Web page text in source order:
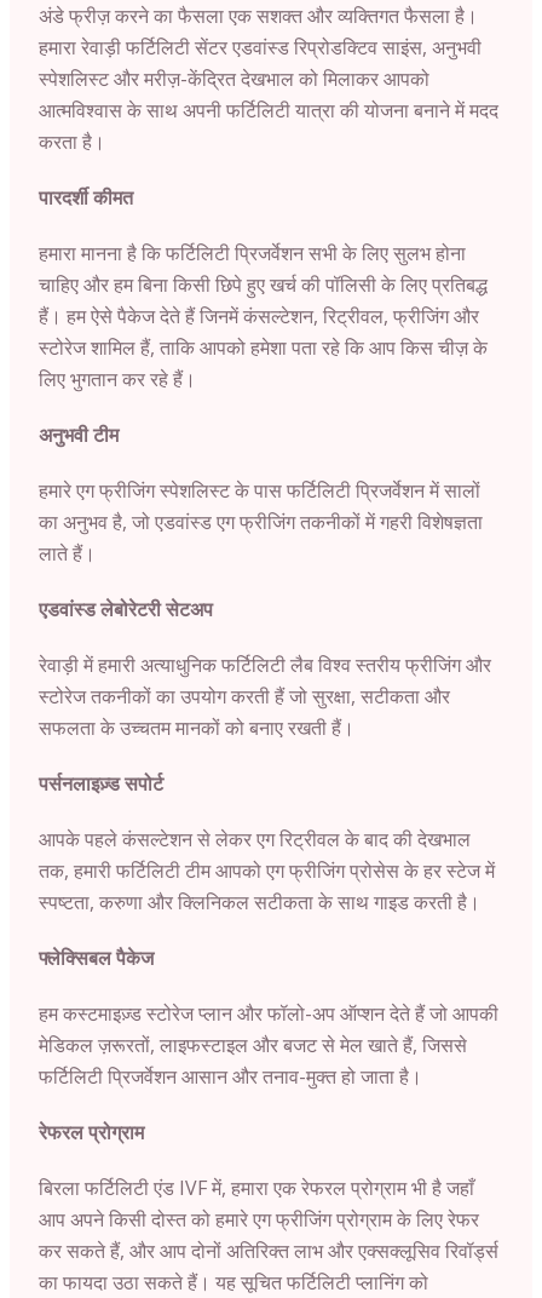
अंडे फ्रीज़ करने का फैसला एक सशक्त और व्यक्तिगत फैसला है।
हमारा रेवाड़ी फर्टिलिटी सेंटर एडवांस्ड रिप्रोडक्टिव साइंस, अनुभवी
स्पेशलिस्ट और मरीज़-केंद्रित देखभाल को मिलाकर आपको
आत्मविश्वास के साथ अपनी फर्टिलिटी यात्रा की योजना बनाने में मदद
करता है।
पारदर्शी कीमत
हमारा मानना ​​है कि फर्टिलिटी प्रिजर्वेशन सभी के लिए सुलभ होना
चाहिए और हम बिना किसी छिपे हुए खर्च की पॉलिसी के लिए प्रतिबद्ध
हैं। हम ऐसे पैकेज देते हैं जिनमें कंसल्टेशन, रिट्रीवल, फ्रीजिंग और
स्टोरेज शामिल हैं, ताकि आपको हमेशा पता रहे कि आप किस चीज़ के
लिए भुगतान कर रहे हैं।
अनुभवी टीम
हमारे एग फ्रीजिंग स्पेशलिस्ट के पास फर्टिलिटी प्रिजर्वेशन में सालों
का अनुभव है, जो एडवांस्ड एग फ्रीजिंग तकनीकों में गहरी विशेषज्ञता
लाते हैं।
एडवांस्ड लेबोरेटरी सेटअप
रेवाड़ी में हमारी अत्याधुनिक फर्टिलिटी लैब विश्व स्तरीय फ्रीजिंग और
स्टोरेज तकनीकों का उपयोग करती हैं जो सुरक्षा, सटीकता और
सफलता के उच्चतम मानकों को बनाए रखती हैं।
पर्सनलाइज़्ड सपोर्ट
आपके पहले कंसल्टेशन से लेकर एग रिट्रीवल के बाद की देखभाल
तक, हमारी फर्टिलिटी टीम आपको एग फ्रीजिंग प्रोसेस के हर स्टेज में
स्पष्टता, करुणा और क्लिनिकल सटीकता के साथ गाइड करती है।
फ्लेक्सिबल पैकेज
हम कस्टमाइज़्ड स्टोरेज प्लान और फॉलो-अप ऑप्शन देते हैं जो आपकी
मेडिकल ज़रूरतों, लाइफस्टाइल और बजट से मेल खाते हैं, जिससे
फर्टिलिटी प्रिजर्वेशन आसान और तनाव-मुक्त हो जाता है।
रेफरल प्रोग्राम
बिरला फर्टिलिटी एंड IVF में, हमारा एक रेफरल प्रोग्राम भी है जहाँ
आप अपने किसी दोस्त को हमारे एग फ्रीजिंग प्रोग्राम के लिए रेफर
कर सकते हैं, और आप दोनों अतिरिक्त लाभ और एक्सक्लूसिव रिवॉर्ड्स
का फायदा उठा सकते हैं। यह सूचित फर्टिलिटी प्लानिंग को